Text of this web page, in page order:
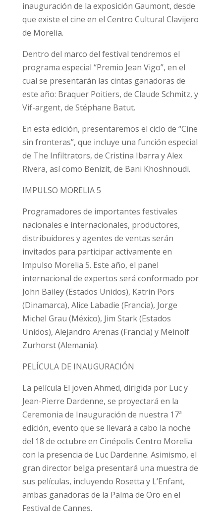
inauguración de la exposición Gaumont, desde
que existe el cine en el Centro Cultural Clavijero
de Morelia.
Dentro del marco del festival tendremos el
programa especial “Premio Jean Vigo”, en el
cual se presentarán las cintas ganadoras de
este año: Braquer Poitiers, de Claude Schmitz, y
Vif-argent, de Stéphane Batut.
En esta edición, presentaremos el ciclo de “Cine
sin fronteras”, que incluye una función especial
de The Infiltrators, de Cristina Ibarra y Alex
Rivera, así como Benizit, de Bani Khoshnoudi.
IMPULSO MORELIA 5
Programadores de importantes festivales
nacionales e internacionales, productores,
distribuidores y agentes de ventas serán
invitados para participar activamente en
Impulso Morelia 5. Este año, el panel
internacional de expertos será conformado por
John Bailey (Estados Unidos), Katrin Pors
(Dinamarca), Alice Labadie (Francia), Jorge
Michel Grau (México), Jim Stark (Estados
Unidos), Alejandro Arenas (Francia) y Meinolf
Zurhorst (Alemania).
PELÍCULA DE INAUGURACIÓN
La película El joven Ahmed, dirigida por Luc y
Jean-Pierre Dardenne, se proyectará en la
Ceremonia de Inauguración de nuestra 17ª
edición, evento que se llevará a cabo la noche
del 18 de octubre en Cinépolis Centro Morelia
con la presencia de Luc Dardenne. Asimismo, el
gran director belga presentará una muestra de
sus películas, incluyendo Rosetta y L’Enfant,
ambas ganadoras de la Palma de Oro en el
Festival de Cannes.